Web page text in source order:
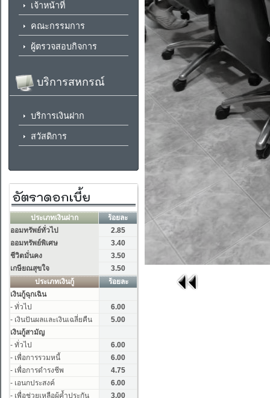
เจ้าหน้าที่
คณะกรรมการ
ผู้ตรวจสอบกิจการ
บริการสหกรณ์
บริการเงินฝาก
สวัสดิการ